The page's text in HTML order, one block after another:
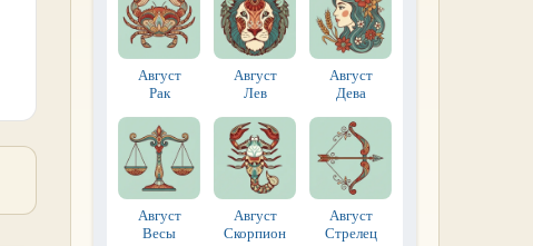
Август
Рак
Август
Лев
Август
Дева
Август
Весы
Август
Скорпион
Август
Стрелец